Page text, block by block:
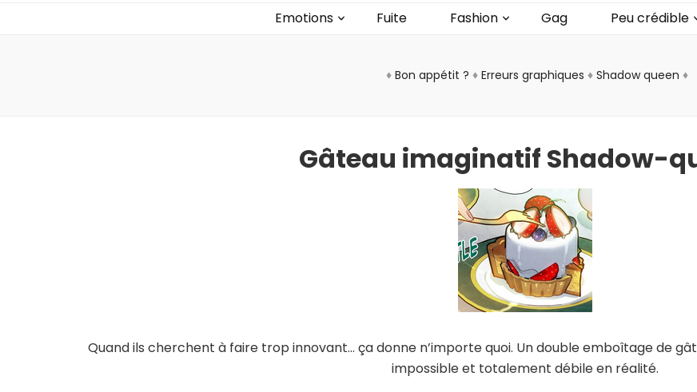
Emotions Fuite Fashion Gag Peu crédible
♦ Bon appétit ? ♦ Erreurs graphiques ♦ Shadow queen ♦
Gâteau imaginatif Shadow-
Quand ils cherchent à faire trop innovant… ça donne n’importe quoi. Un double emboîtage de
impossible et totalement débile en réalité.